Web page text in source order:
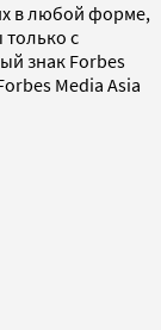
в любой форме,
с
знак Forbes
Media Asia